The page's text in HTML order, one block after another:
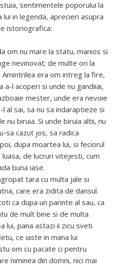
sentimentele poporului la
in legenda, aprecieri asupra
istoriografica:
om nu mare la statu, manios si
nevinovat; de multe ori la
era om intreg la fire,
a-l acoperi si unde nu gandiiai,
mester, unde era nevoie
al sai, sa nu sa indaraptieze si
nu biruia. Si unde biruia altii, nu
sa cazut jos, sa radica
dupa moartea lui, si feciorul
de lucruri vitejesti, cum
buna iase.
tara cu multa jale si
care era zidita de dansul.
ca dupa un parinte al sau, ca
de mult bine si de multa
lui, pana astazi ii zicu sveti
ce iaste in mana lui
om cu pacate ci pentru
niminea din domni, nici mai